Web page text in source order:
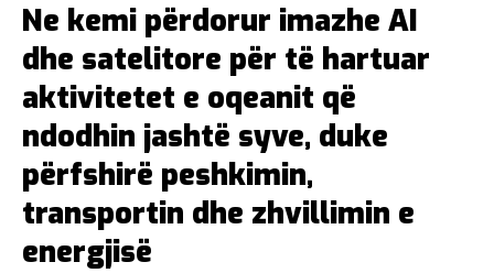
Ne kemi përdorur imazhe AI ​​
dhe satelitore për të hartuar
aktivitetet e oqeanit që
ndodhin jashtë syve, duke
përfshirë peshkimin,
transportin dhe zhvillimin e
energjisë